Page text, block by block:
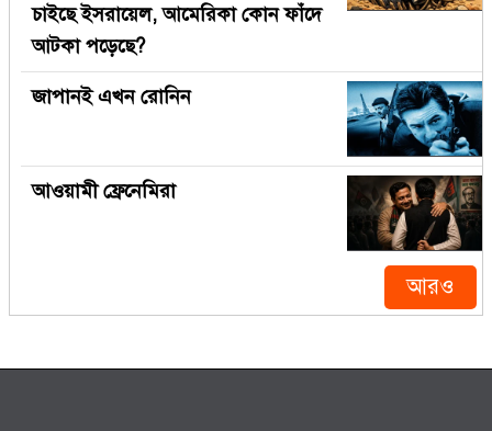
চাইছে ইসরায়েল, আমেরিকা কোন ফাঁদে
আটকা পড়েছে?
জাপানই এখন রোনিন
আওয়ামী ফ্রেনেমিরা
আরও